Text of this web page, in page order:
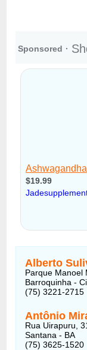
Alberto
Parque Manoel
Barroquinha -
(75) 3221-2715
Antônio
Rua Uirapuru,
Santana - BA
(75) 3625-1520